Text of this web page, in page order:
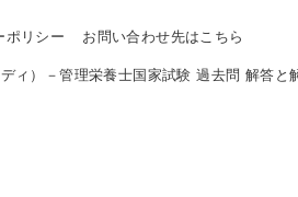
ポリシー
お問い合わせ先はこちら
ィ）－管理栄養士国家試験 過去問 解答と